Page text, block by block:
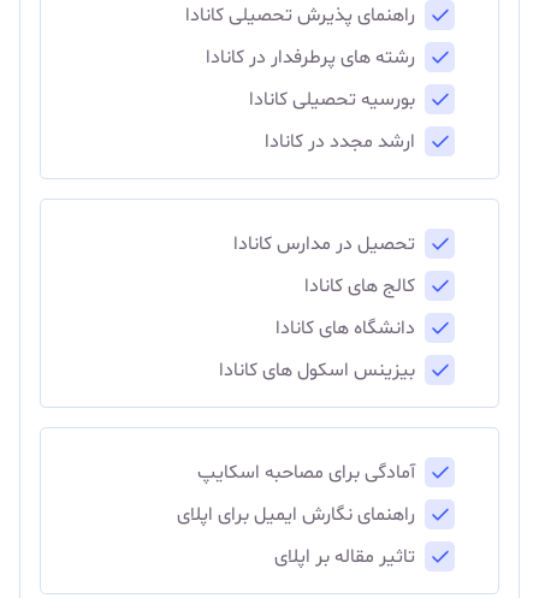
راهنمای پذیرش تحصیلی کانادا
رشته های پرطرفدار در کانادا
بورسیه تحصیلی کانادا
ارشد مجدد در کانادا
تحصیل در مدارس کانادا
کالج های کانادا
دانشگاه های کانادا
بیزینس اسکول های کانادا
آمادگی برای مصاحبه اسکایپ
راهنمای نگارش ایمیل برای اپلای
تاثیر مقاله بر اپلای